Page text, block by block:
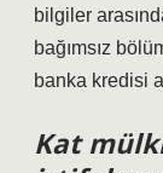
bilgiler
bağımsız
banka kredisi
Kat